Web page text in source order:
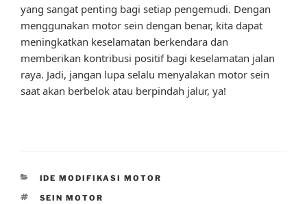
yang sangat penting bagi setiap pengemudi. Dengan
menggunakan motor sein dengan benar, kita dapat
meningkatkan keselamatan berkendara dan
memberikan kontribusi positif bagi keselamatan jalan
raya. Jadi, jangan lupa selalu menyalakan motor sein
saat akan berbelok atau berpindah jalur, ya!
CATEGORIES
IDE MODIFIKASI MOTOR
TAGS
SEIN MOTOR